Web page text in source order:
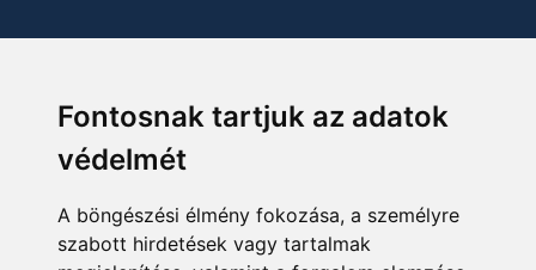
Fontosnak tartjuk az adatok
védelmét
A böngészési élmény fokozása, a személyre
szabott hirdetések vagy tartalmak